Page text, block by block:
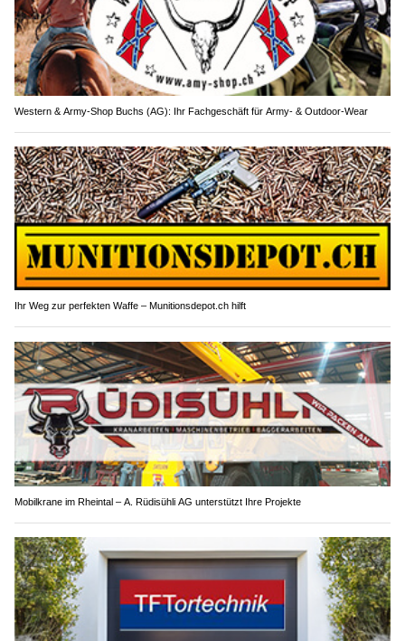
Western & Army-Shop Buchs (AG): Ihr Fachgeschäft für Army- & Outdoor-Wear
Ihr Weg zur perfekten Waffe – Munitionsdepot.ch hilft
Mobilkrane im Rheintal – A. Rüdisühli AG unterstützt Ihre Projekte